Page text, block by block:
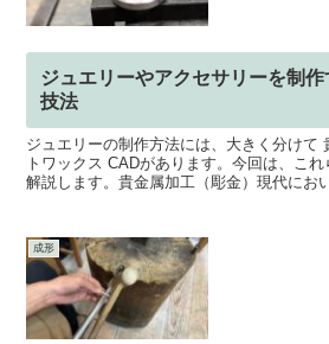
ジュエリーやアクセサリーを制
技法
ジュエリーの制作方法には、大きく分けて
トワックス CADがあります。今回は、こ
解説します。貴金属加工（彫金）現代にお
成形